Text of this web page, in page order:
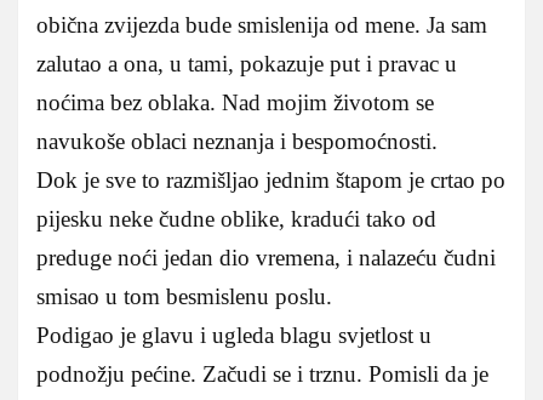
obična zvijezda bude smislenija od mene. Ja sam
zalutao a ona, u tami, pokazuje put i pravac u
noćima bez oblaka. Nad mojim životom se
navukoše oblaci neznanja i bespomoćnosti.
Dok je sve to razmišljao jednim štapom je crtao po
pijesku neke čudne oblike, kradući tako od
preduge noći jedan dio vremena, i nalazeću čudni
smisao u tom besmislenu poslu.
Podigao je glavu i ugleda blagu svjetlost u
podnožju pećine. Začudi se i trznu. Pomisli da je